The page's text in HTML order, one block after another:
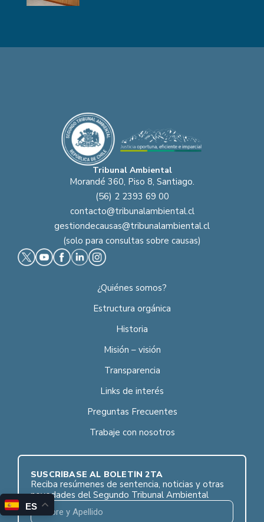
Tribunal Ambiental
Morandé 360, Piso 8, Santiago.
(56) 2 2393 69 00
contacto@tribunalambiental.cl
gestiondecausas@tribunalambiental.cl
(solo para consultas sobre causas)
¿Quiénes somos?
Estructura orgánica
Historia
Misión – visión
Transparencia
Links de interés
Preguntas Frecuentes
Trabaje con nosotros
SUSCRÍBASE AL BOLETÍN 2TA
Reciba resúmenes de sentencia, noticias y otras
novedades del Segundo Tribunal Ambiental
ES